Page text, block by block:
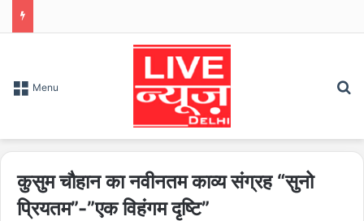
Menu
कुसुम चौहान का नवीनतम काव्य संग्रह “सुनो
प्रियतम”-”एक विहंगम दृष्टि”